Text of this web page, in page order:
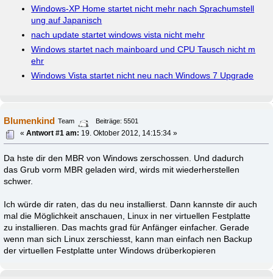
Windows-XP Home startet nicht mehr nach Sprachumstell
ung auf Japanisch
nach update startet windows vista nicht mehr
Windows startet nach mainboard und CPU Tausch nicht m
ehr
Windows Vista startet nicht neu nach Windows 7 Upgrade
Blumenkind Team
Beiträge: 5501
«Antwort #1 am: 19. Oktober 2012, 14:15:34 »
Da hste dir den MBR von Windows zerschossen. Und dadurch
das Grub vorm MBR geladen wird, wirds mit wiederherstellen
schwer.
Ich würde dir raten, das du neu installierst. Dann kannste dir auch
mal die Möglichkeit anschauen, Linux in ner virtuellen Festplatte
zu installieren. Das machts grad für Anfänger einfacher. Gerade
wenn man sich Linux zerschiesst, kann man einfach nen Backup
der virtuellen Festplatte unter Windows drüberkopieren